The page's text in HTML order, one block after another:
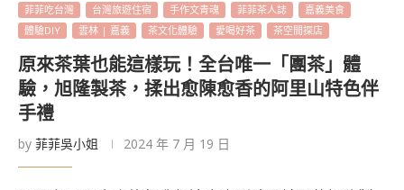
菲菲吃台灣 台灣旅遊住宿 手作文青魂 菲菲茶人誌
嘉義美食
體驗DIY
雲林 | 嘉義 茶文化體驗 愛喝好茶 茶空間探店
原來茶葉也能這樣玩！全台唯一「團茶」體
驗，旭隆製茶，揉出愈陳愈香的阿里山特色伴
手禮
by 菲菲吳小姐 2024 年 7 月 19 日